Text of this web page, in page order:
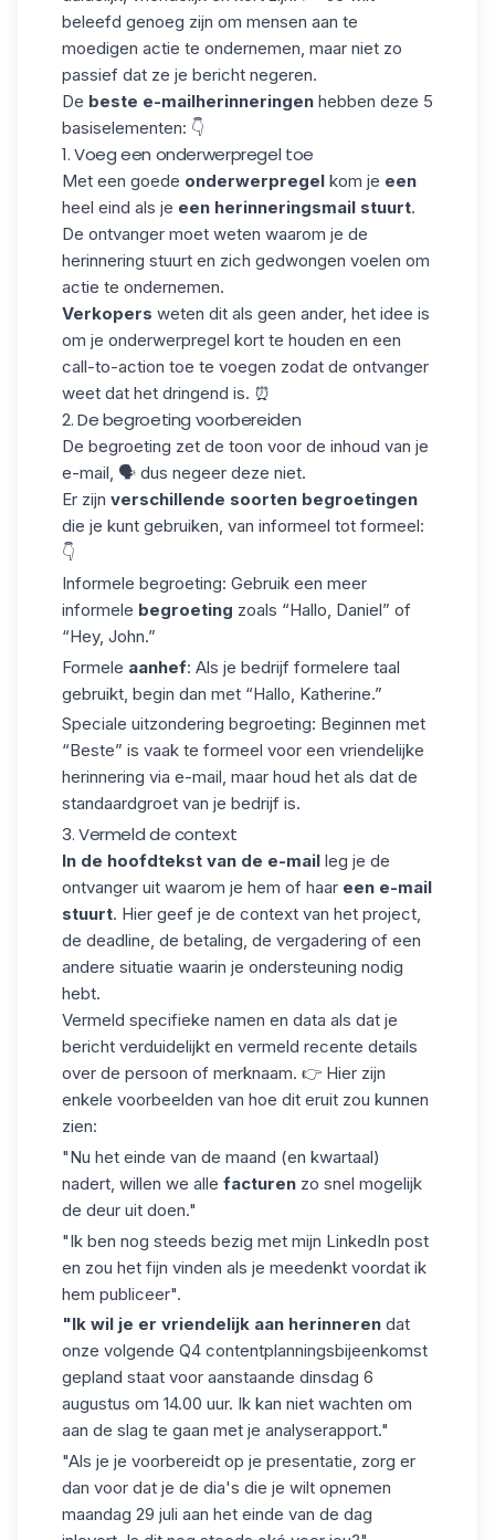
beleefd genoeg zijn om mensen aan te
moedigen actie te ondernemen, maar niet zo
passief dat ze je bericht negeren.
De beste e-mailherinneringen hebben deze 5
basiselementen: 👇
1. Voeg een onderwerpregel toe
Met een goede onderwerpregel kom je een
heel eind als je een herinneringsmail stuurt.
De ontvanger moet weten waarom je de
herinnering stuurt en zich gedwongen voelen om
actie te ondernemen.
Verkopers weten dit als geen ander, het idee is
om je onderwerpregel kort te houden en een
call-to-action toe te voegen zodat de ontvanger
weet dat het dringend is. ⏰
2. De begroeting voorbereiden
De begroeting zet de toon voor de inhoud van je
e-mail, 🗣️ dus negeer deze niet.
Er zijn verschillende soorten begroetingen
die je kunt gebruiken, van informeel tot formeel:
👇
Informele begroeting: Gebruik een meer
informele begroeting zoals “Hallo, Daniel” of
“Hey, John.”
Formele aanhef: Als je bedrijf formelere taal
gebruikt, begin dan met “Hallo, Katherine.”
Speciale uitzondering begroeting: Beginnen met
“Beste” is vaak te formeel voor een vriendelijke
herinnering via e-mail, maar houd het als dat de
standaardgroet van je bedrijf is.
3. Vermeld de context
In de hoofdtekst van de e-mail leg je de
ontvanger uit waarom je hem of haar een e-mail
stuurt. Hier geef je de context van het project,
de deadline, de betaling, de vergadering of een
andere situatie waarin je ondersteuning nodig
hebt.
Vermeld specifieke namen en data als dat je
bericht verduidelijkt en vermeld recente details
over de persoon of merknaam. 👉 Hier zijn
enkele voorbeelden van hoe dit eruit zou kunnen
zien:
"Nu het einde van de maand (en kwartaal)
nadert, willen we alle facturen zo snel mogelijk
de deur uit doen."
"Ik ben nog steeds bezig met mijn LinkedIn post
en zou het fijn vinden als je meedenkt voordat ik
hem publiceer".
"Ik wil je er vriendelijk aan herinneren dat
onze volgende Q4 contentplanningsbijeenkomst
gepland staat voor aanstaande dinsdag 6
augustus om 14.00 uur. Ik kan niet wachten om
aan de slag te gaan met je analyserapport."
"Als je je voorbereidt op je presentatie, zorg er
dan voor dat je de dia's die je wilt opnemen
maandag 29 juli aan het einde van de dag